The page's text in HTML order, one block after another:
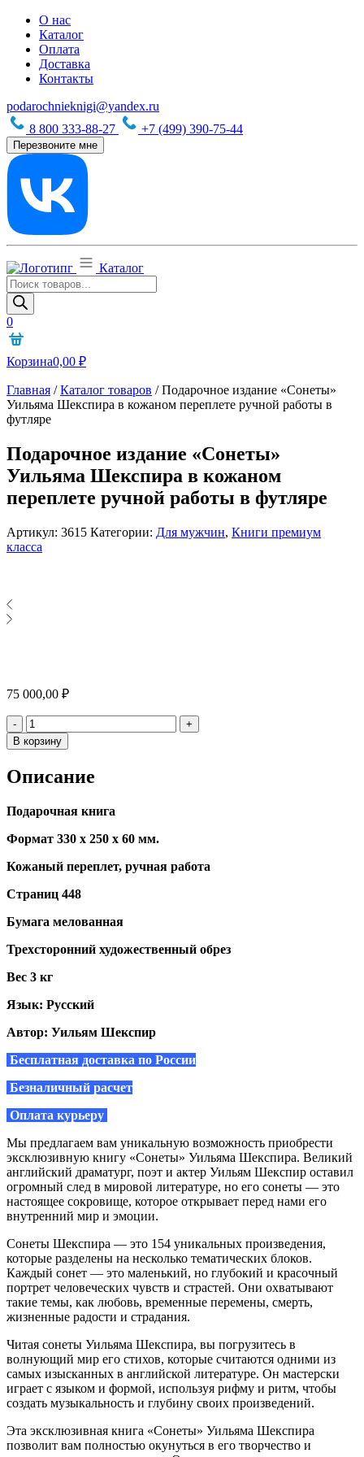
О нас
Каталог
Оплата
Доставка
Контакты
podarochnieknigi@yandex.ru
8 800 333-88-27
+7 (499) 390-75-44
Перезвоните мне
Каталог
Поиск
товаров
0
Корзина0,00 ₽
Главная /Каталог товаров /Подарочное издание «Сонеты»
Уильяма Шекспира в кожаном переплете ручной работы в
футляре
Подарочное издание «Сонеты»
Уильяма Шекспира в кожаном
переплете ручной работы в футляре
Артикул: 3615 Категории: Для мужчин, Книги премиум
класса
75 000,00 ₽
- Количество
+
В корзину
Описание
Подарочная книга
Формат 330 х 250 х 60 мм.
Кожаный переплет, ручная работа
Страниц 448
Бумага мелованная
Трехсторонний художественный обрез
Вес 3 кг
Язык: Русский
Автор: Уильям Шекспир
Бесплатная доставка по России
Безналичный расчет
Оплата курьеру
Мы предлагаем вам уникальную возможность приобрести
эксклюзивную книгу «Сонеты» Уильяма Шекспира. Великий
английский драматург, поэт и актер Уильям Шекспир оставил
огромный след в мировой литературе, но его сонеты — это
настоящее сокровище, которое открывает перед нами его
внутренний мир и эмоции.
Сонеты Шекспира — это 154 уникальных произведения,
которые разделены на несколько тематических блоков.
Каждый сонет — это маленький, но глубокий и красочный
портрет человеческих чувств и страстей. Они охватывают
такие темы, как любовь, временные перемены, смерть,
жизненные радости и страдания.
Читая сонеты Уильяма Шекспира, вы погрузитесь в
волнующий мир его стихов, которые считаются одними из
самых изысканных в английской литературе. Он мастерски
играет с языком и формой, используя рифму и ритм, чтобы
создать музыкальность и глубину своих произведений.
Эта эксклюзивная книга «Сонеты» Уильяма Шекспира
позволит вам полностью окунуться в его творчество и